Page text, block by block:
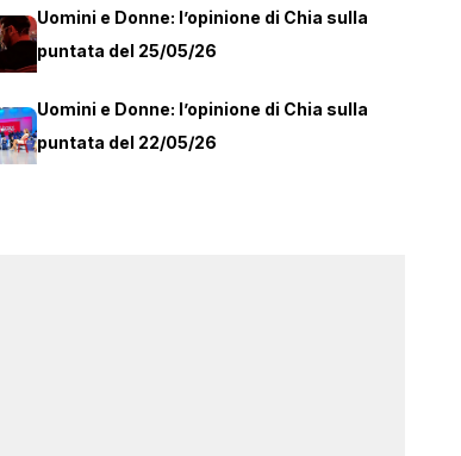
Uomini e Donne: l’opinione di Chia sulla
puntata del 25/05/26
Uomini e Donne: l’opinione di Chia sulla
puntata del 22/05/26